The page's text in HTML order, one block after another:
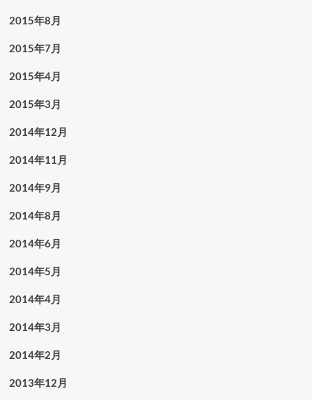
2015年8月
2015年7月
2015年4月
2015年3月
2014年12月
2014年11月
2014年9月
2014年8月
2014年6月
2014年5月
2014年4月
2014年3月
2014年2月
2013年12月